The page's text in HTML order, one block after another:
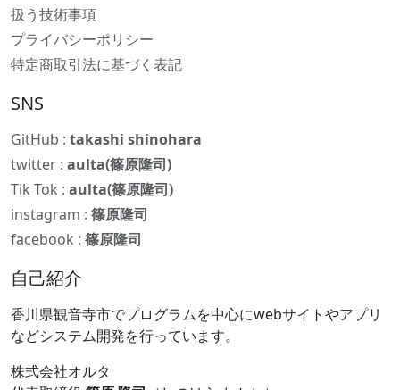
扱う技術事項
プライバシーポリシー
特定商取引法に基づく表記
SNS
GitHub : takashi shinohara
twitter : aulta(篠原隆司)
Tik Tok : aulta(篠原隆司)
instagram : 篠原隆司
facebook : 篠原隆司
自己紹介
香川県観音寺市でプログラムを中心にwebサイトやアプリ
などシステム開発を行っています。
株式会社オルタ